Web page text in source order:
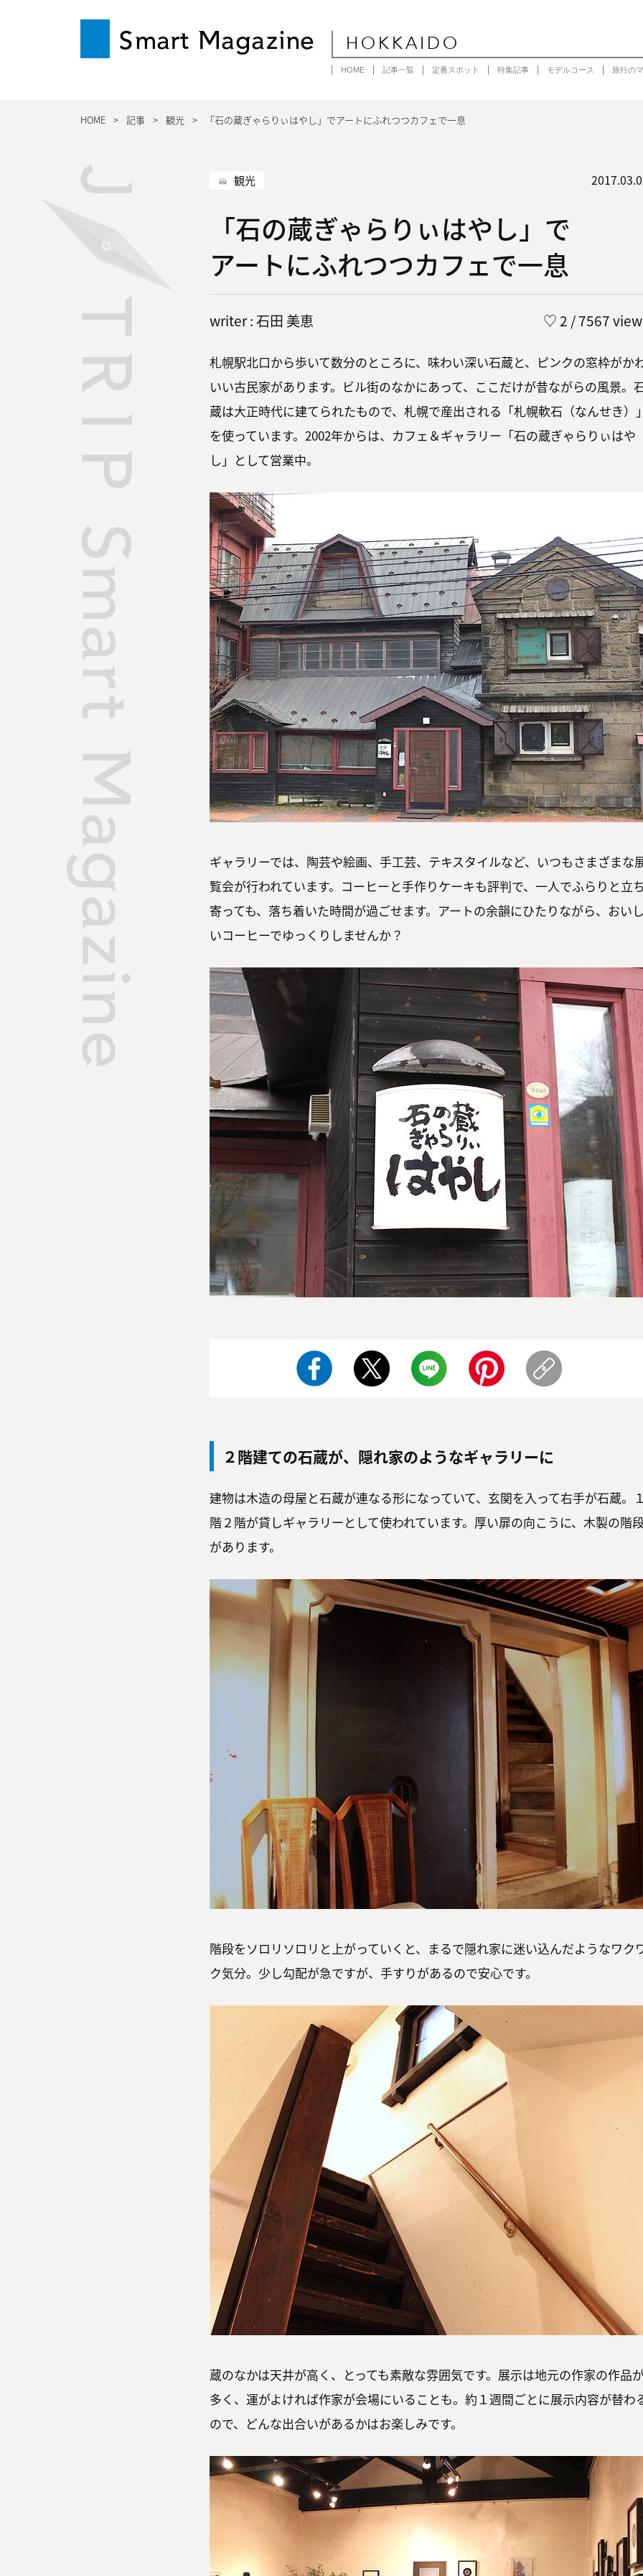
Smart Magazine HOKKAIDO
HOME 記事一覧 定番スポット 特集記事 モデルコース 旅行の
HOME 記事 観光 「石の蔵ぎゃらりぃはやし」でアートにふれつつカフェで一息
観光
「石の蔵ぎゃらりぃはやし」で
アートにふれつつカフェで一息
writer : 石田 美恵 ♡ 2 / 7567
札幌駅北口から歩いて数分のところに、味わい深い石蔵と、ピンクの窓枠がか
いい古民家があります。ビル街のなかにあって、ここだけが昔ながらの風景。
蔵は大正時代に建てられたもので、札幌で産出される「札幌軟石（なんせき）
を使っています。2002年からは、カフェ＆ギャラリー「石の蔵ぎゃらりぃはや
し」として営業中。
ギャラリーでは、陶芸や絵画、手工芸、テキスタイルなど、いつもさまざまな
覧会が行われています。コーヒーと手作りケーキも評判で、一人でふらりと立
寄っても、落ち着いた時間が過ごせます。アートの余韻にひたりながら、おい
いコーヒーでゆっくりしませんか？
２階建ての石蔵が、隠れ家のようなギャラリーに
建物は木造の母屋と石蔵が連なる形になっていて、玄関を入って右手が石蔵。
階２階が貸しギャラリーとして使われています。厚い扉の向こうに、木製の階
があります。
階段をソロリソロリと上がっていくと、まるで隠れ家に迷い込んだようなワク
ク気分。少し勾配が急ですが、手すりがあるので安心です。
蔵のなかは天井が高く、とっても素敵な雰囲気です。展示は地元の作家の作品
多く、運がよければ作家が会場にいることも。約１週間ごとに展示内容が替わ
ので、どんな出合いがあるかはお楽しみです。